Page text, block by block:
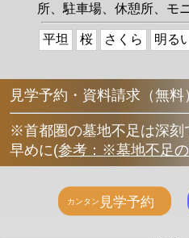
所、駐車場、休憩所、モ
平坦 桜 さくら 明る
見学予約・資料請求（無料
※首都圏の墓地不足は深刻
早めに(参考：※墓地不足